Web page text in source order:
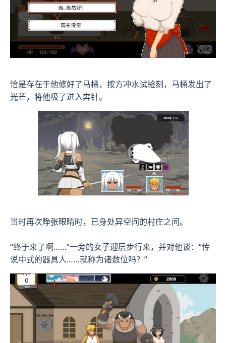
恰是存在于他修好了马桶，按方冲水试验刻，马桶发出了
光芒，将他吸了进入奔针。
当时再次睁张眼睛时，已身处异空间的村庄之间。
“终于来了啊……”一旁的女子迎层步行来，并对他谈：“传
说中式的器具人……就称为诸数位吗？”